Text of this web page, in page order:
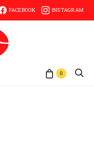
FACEBOOK INSTAGRAM
0